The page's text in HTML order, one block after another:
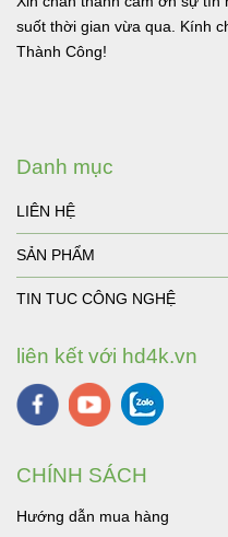
suốt thời gian vừa qua. Kính
Thành Công!
Danh mục
LIÊN HỆ
SẢN PHẨM
TIN TUC CÔNG NGHỆ
liên kết với hd4k.vn
CHÍNH SÁCH
Hướng dẫn mua hàng